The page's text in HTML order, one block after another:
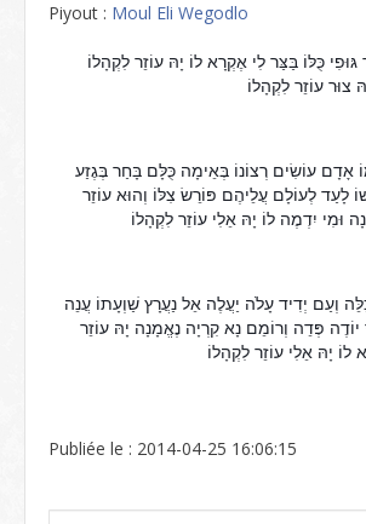
Piyout : Moul Eli Wegodlo
גּוּפִי כֻּלּוֹ בַּצַּר לִי אֶקְרָא לוֹ יָהּ עוֹזֵר לִקְהָלוֹ
צוּר עוֹזֵר לִקְהָלוֹ
וּמִי יִדְמֶה לוֹ יָהּ אֵלִי עוֹזֵר לִקְהָלוֹ
יָהּ אֵלִי עוֹזֵר לִקְהָלוֹ
Publiée le : 2014-04-25 16:06:15